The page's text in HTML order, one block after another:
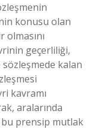
konusu olan
geçerliliği,
sözleşmede kalan
kavramı
aralarında
bu prensip mutlak